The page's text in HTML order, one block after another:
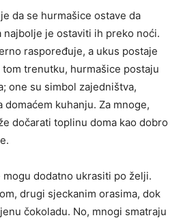
da se hurmašice ostave da
je ostaviti ih preko noći.
raspoređuje, a ukus postaje
trenutku, hurmašice postaju
one su simbol zajedništva,
kuhanju. Za mnoge,
dočarati toplinu doma kao dobro
mogu dodatno ukrasiti po želji.
drugi sjeckanim orasima, dok
čokoladu. No, mnogi smatraju